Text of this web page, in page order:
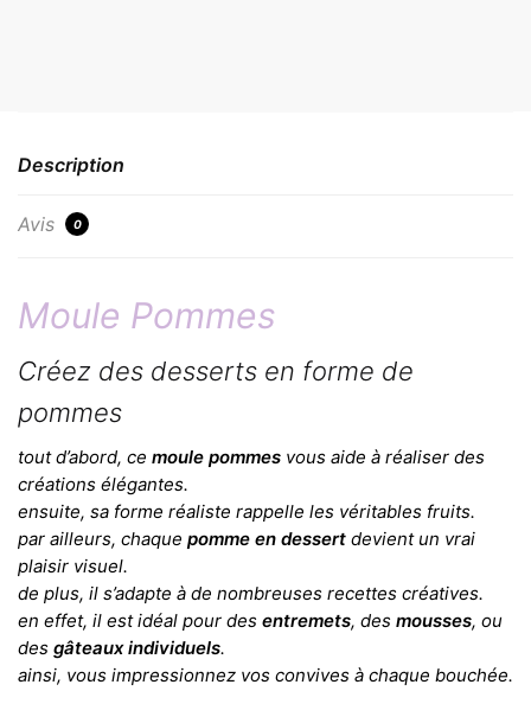
Description
Avis 0
Moule Pommes
Créez des desserts en forme de
pommes
tout d’abord, ce moule pommes vous aide à réaliser des
créations élégantes.
ensuite, sa forme réaliste rappelle les véritables fruits.
par ailleurs, chaque pomme en dessert devient un vrai
plaisir visuel.
de plus, il s’adapte à de nombreuses recettes créatives.
en effet, il est idéal pour des entremets, des mousses, ou
des gâteaux individuels.
ainsi, vous impressionnez vos convives à chaque bouchée.